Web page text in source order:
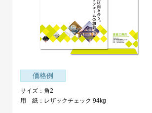
価格例
サイズ：角2
用 紙：レザックチェック 94kg